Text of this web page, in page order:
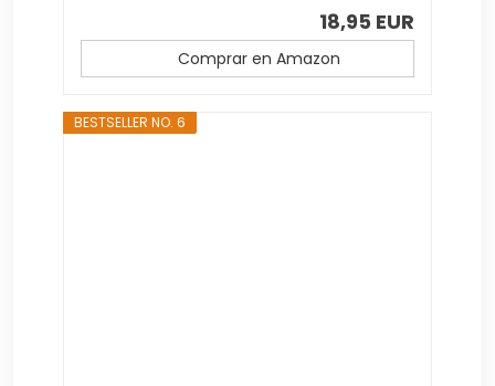
18,95 EUR
Comprar en Amazon
BESTSELLER NO. 6